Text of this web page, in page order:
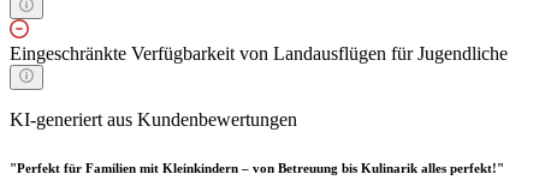
Eingeschränkte Verfügbarkeit von Landausflügen für Jugendliche
KI-generiert aus Kundenbewertungen
"Perfekt für Familien mit Kleinkindern – von Betreuung bis Kulinarik alles perfekt!"